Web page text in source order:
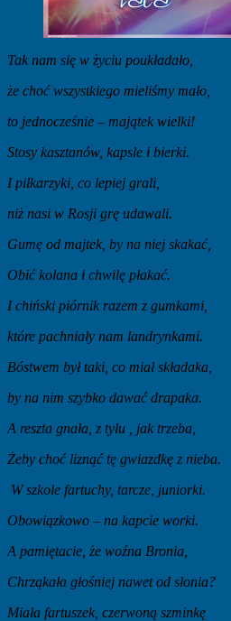
Tak nam się w życiu poukładało,
że choć wszystkiego mieliśmy mało,
to jednocześnie – majątek wielki!
Stosy kasztanów, kapsle i bierki.
I piłkarzyki, co lepiej grali,
niż nasi w Rosji grę udawali.
Gumę od majtek, by na niej skakać,
Obić kolana i chwilę płakać.
I chiński piórnik razem z gumkami,
które pachniały nam landrynkami.
Bóstwem był taki, co miał składaka,
by na nim szybko dawać drapaka.
A reszta gnała, z tyłu , jak trzeba,
Żeby choć liznąć tę gwiazdkę z nieba.
W szkole fartuchy, tarcze, juniorki.
Obowiązkowo – na kapcie worki.
A pamiętacie, że woźna Bronia,
Chrząkała głośniej nawet od słonia?
Miała fartuszek, czerwoną szminkę